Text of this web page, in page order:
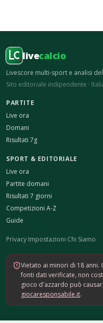
livecalcio
Livescore multi-sport e analisi
Sito editoriale indipendente ·
PARTITE
Live ora
Domani
Risultati 7g
SPORT & EDITORIALE
Live ora
Partite domani
Risultati 7 giorni
Competizioni A-Z
Guide
Privacy·Impostazioni·Chi Siamo
Vietato ai minori di 18 anni.
fonti dati verificate, non
gioco d'azzardo può
giocaresponsabile.it.